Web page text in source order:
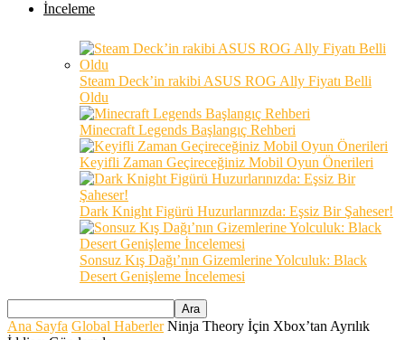
İnceleme
Steam Deck’in rakibi ASUS ROG Ally Fiyatı Belli
Oldu
Minecraft Legends Başlangıç Rehberi
Keyifli Zaman Geçireceğiniz Mobil Oyun Önerileri
Dark Knight Figürü Huzurlarınızda: Eşsiz Bir Şaheser!
Sonsuz Kış Dağı’nın Gizemlerine Yolculuk: Black
Desert Genişleme İncelemesi
Ana Sayfa Global Haberler Ninja Theory İçin Xbox’tan Ayrılık